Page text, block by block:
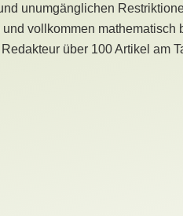
unumgänglichen
vollkommen mathematisch
über 100 Artikel am